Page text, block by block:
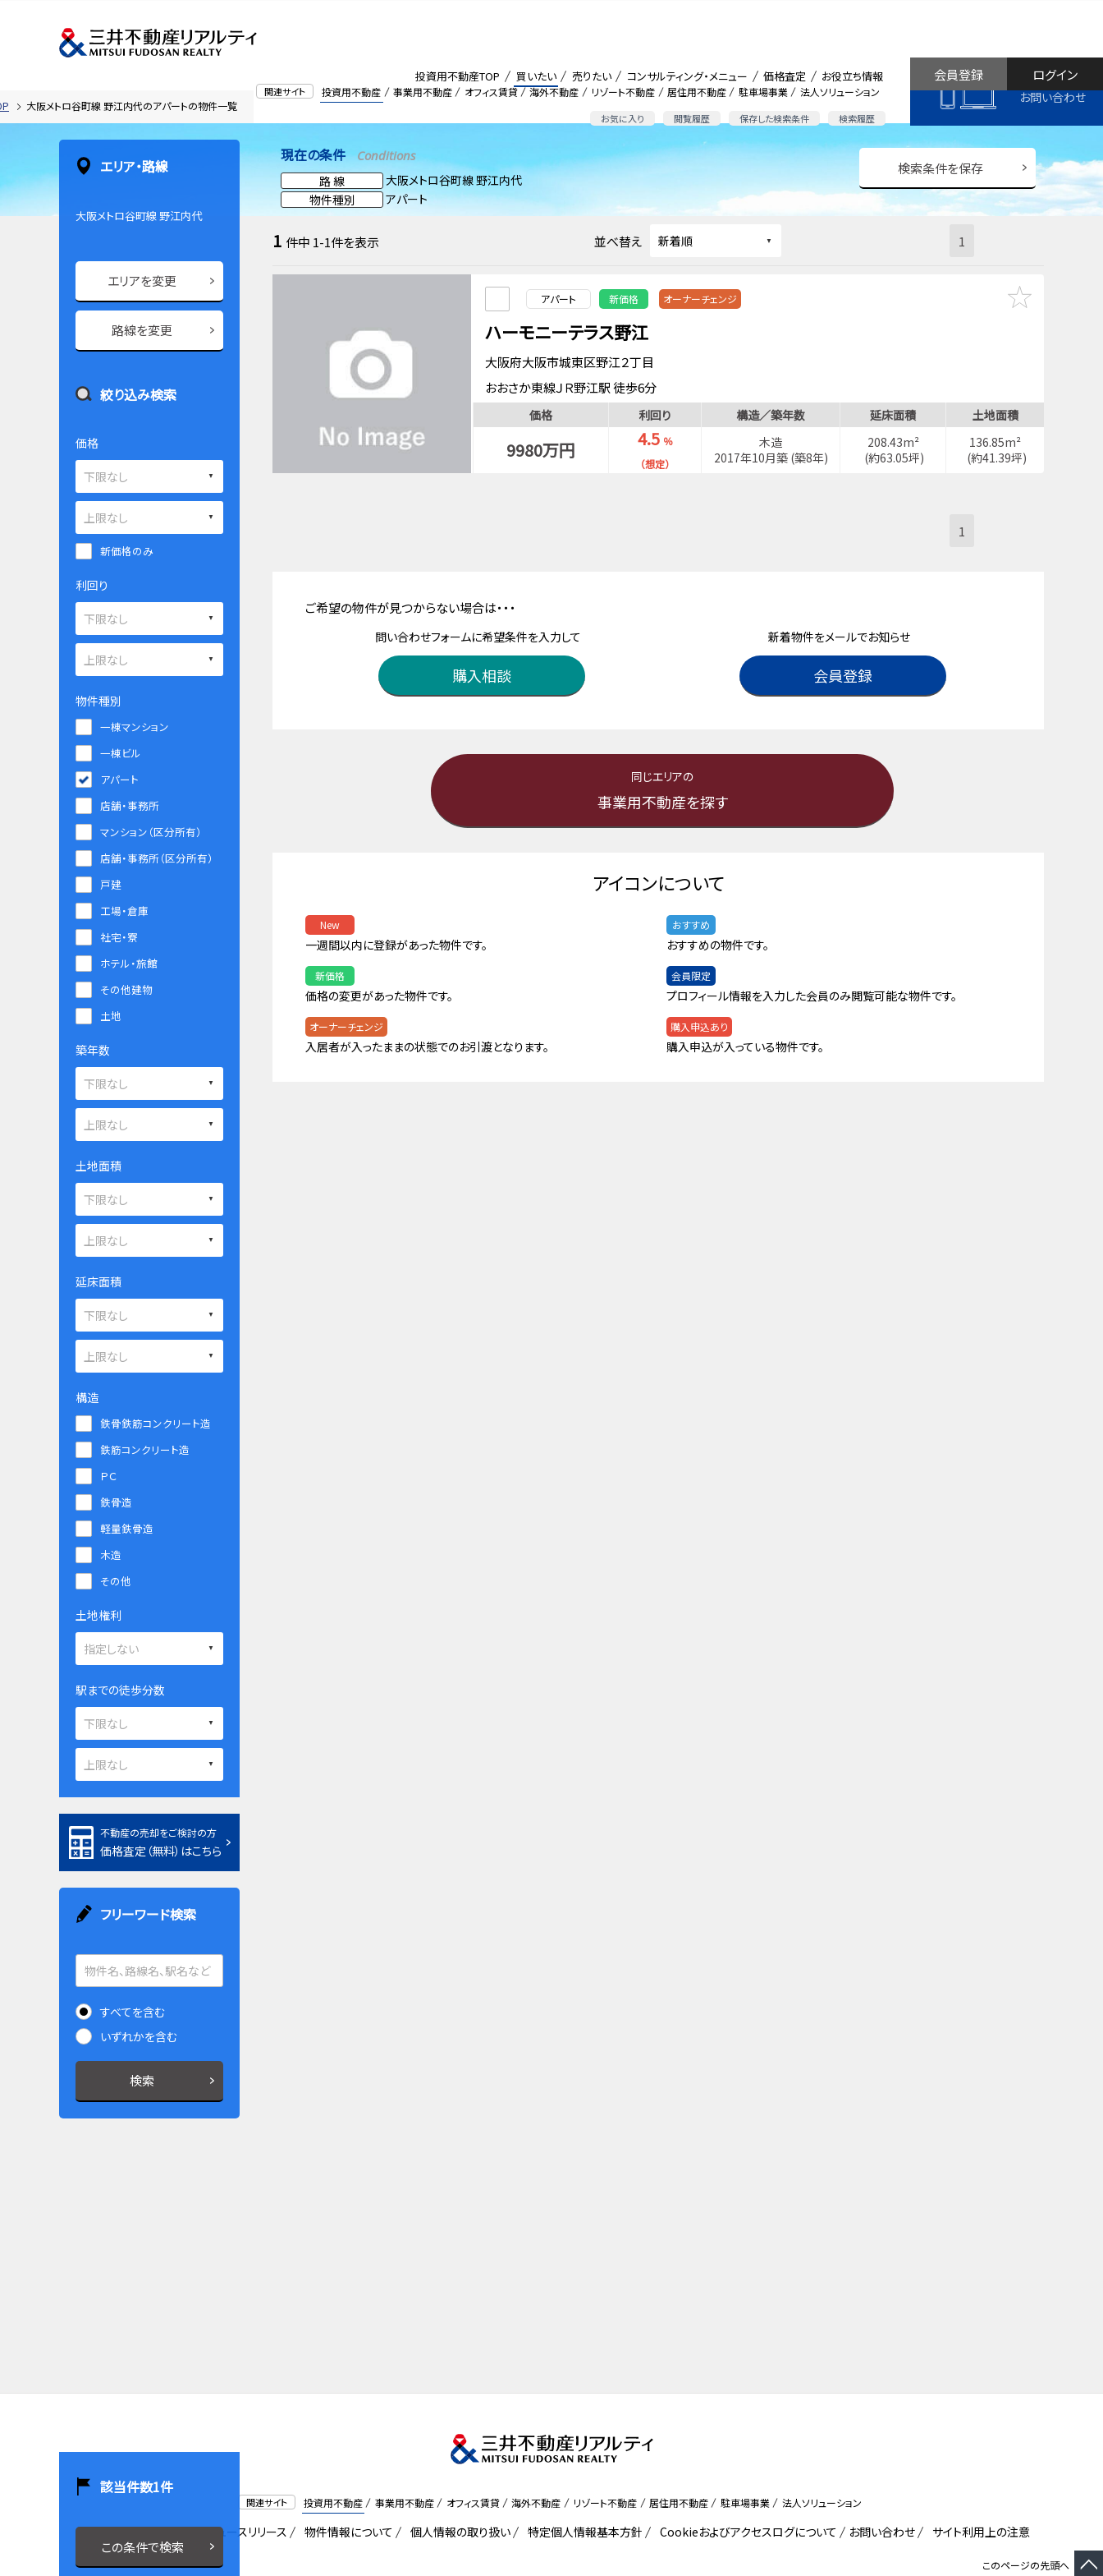
関連サイト 投資用不動産 事業用不動産 オフィス賃貸 海外不動産 リゾート不動産 居住用不動産 駐車場事業 法人ソリューション
お気に入り 閲覧履歴 保存した検索条件 検索履歴
投資用不動産TOP 買いたい 売りたい コンサルティング・メニュー 価格査定 お役立ち情報
お問い合わせ
ログイン
会員登録
大阪メトロ谷町線 野江内代のアパートの物件一覧
現在の条件 Conditions
路 線
大阪メトロ谷町線 野江内代
物件種別
アパート
検索条件を保存
1 件中 1-1件を表示 並べ替え 1
アパート 新価格 オーナーチェンジ
ハーモニーテラス野江
大阪府大阪市城東区野江２丁目
おおさか東線ＪＲ野江駅 徒歩6分
京阪本線野江駅 徒歩8分
大阪メトロ谷町線野江内代駅 徒歩13分
価格 利回り 構造／築年数 延床面積 土地面積
9980万円 4.5 ％
（想定）
木造
2017年10月築 (築8年)
208.43m²
(約63.05坪)
136.85m²
(約41.39坪)
1
ご希望の物件が見つからない場合は・・・
問い合わせフォームに希望条件を入力して
購入相談
新着物件をメールでお知らせ
会員登録
同じエリアの
事業用不動産を探す
アイコンについて
New
一週間以内に登録があった物件です。
おすすめ
おすすめの物件です。
新価格
価格の変更があった物件です。
会員限定
プロフィール情報を入力した会員のみ閲覧可能な物件です。
オーナーチェンジ
入居者が入ったままの状態でのお引渡となります。
購入申込あり
購入申込が入っている物件です。
エリア・路線
大阪メトロ谷町線 野江内代
エリアを変更
路線を変更
絞り込み検索
価格
新価格のみ
利回り
物件種別
一棟マンション
一棟ビル
アパート
店舗・事務所
マンション（区分所有）
店舗・事務所（区分所有）
戸建
工場・倉庫
社宅・寮
ホテル・旅館
その他建物
土地
築年数
土地面積
延床面積
構造
鉄骨鉄筋コンクリート造
鉄筋コンクリート造
ＰＣ
鉄骨造
軽量鉄骨造
木造
その他
土地権利
駅までの徒歩分数
該当件数1件
この条件で検索
不動産の売却をご検討の方
価格査定（無料）はこちら
フリーワード検索
すべてを含む
いずれかを含む
検索
このページの先頭へ
関連サイト 投資用不動産 事業用不動産 オフィス賃貸 海外不動産 リゾート不動産 居住用不動産 駐車場事業 法人ソリューション
会社概要 採用情報 ニュースリリース 物件情報について 個人情報の取り扱い 特定個人情報基本方針 Cookieおよびアクセスログについて お問い合わせ サイト利用上の注意